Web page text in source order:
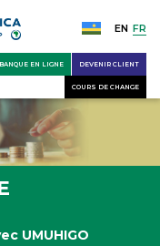
FR
EN
DEVENIR CLIENT
EN LIGNE
COURS DE CHANGE
UMUHIGO